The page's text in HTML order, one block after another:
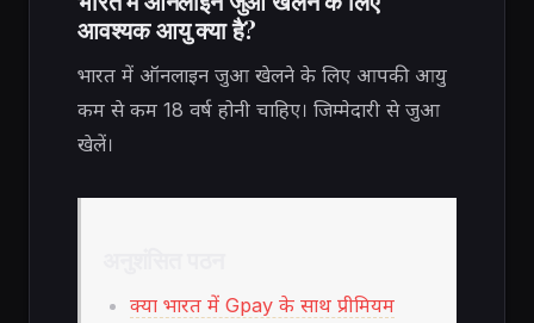
आवश्यक आयु क्या है?
भारत में ऑनलाइन जुआ खेलने के लिए आपकी आयु
कम से कम 18 वर्ष होनी चाहिए। जिम्मेदारी से जुआ
खेलें।
क्या भारत में Gpay के साथ प्रीमियम